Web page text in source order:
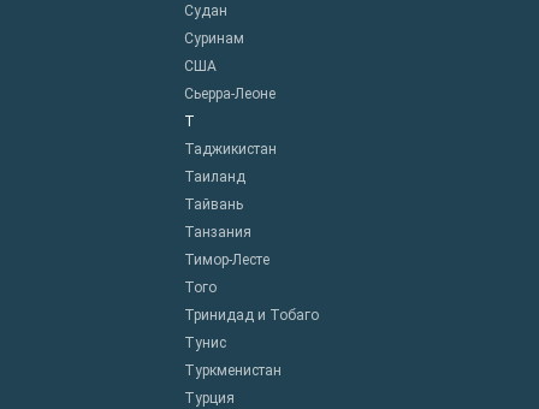
Судан
Суринам
США
Сьерра-Леоне
Т
Таджикистан
Таиланд
Тайвань
Танзания
Тимор-Лесте
Того
Тринидад и Тобаго
Тунис
Туркменистан
Турция